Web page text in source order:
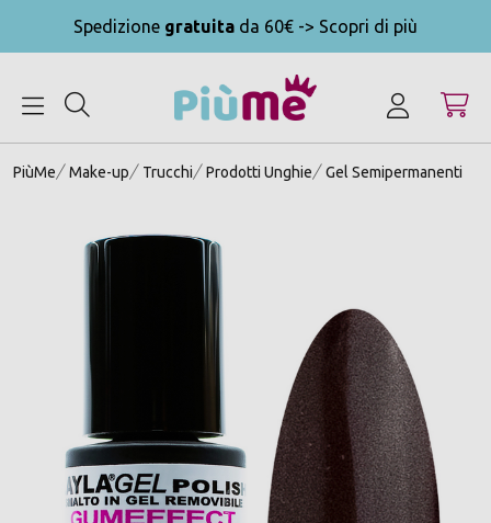
Spedizione gratuita da 60€ -> Scopri di più
PiùMe Make-up Trucchi Prodotti Unghie Gel Semipermanenti